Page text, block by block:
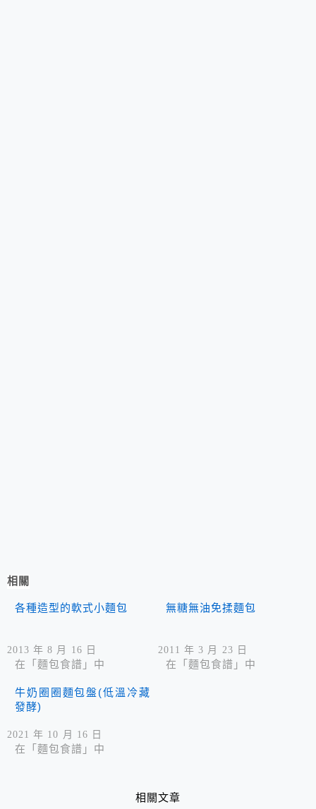
相關
各種造型的軟式小麵包
2013 年 8 月 16 日
在「麵包食譜」中
無糖無油免揉麵包
2011 年 3 月 23 日
在「麵包食譜」中
牛奶圈圈麵包盤(低溫冷藏
發酵)
2021 年 10 月 16 日
在「麵包食譜」中
相關文章